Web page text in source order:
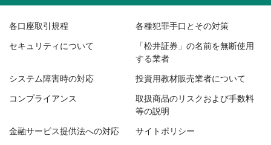
各口座取引規程 各種犯罪手口とその対策
セキュリティについて
「松井証券」の名前を無断使用
する業者
システム障害時の対応 投資用教材販売業者について
コンプライアンス
取扱商品のリスクおよび手数料
等の説明
金融サービス提供法への対応 サイトポリシー